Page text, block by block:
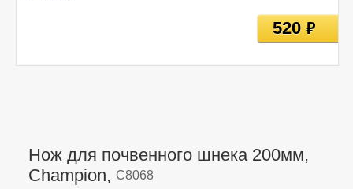
Нож для почвенного шнека 200мм,
Champion, C8068
520руб